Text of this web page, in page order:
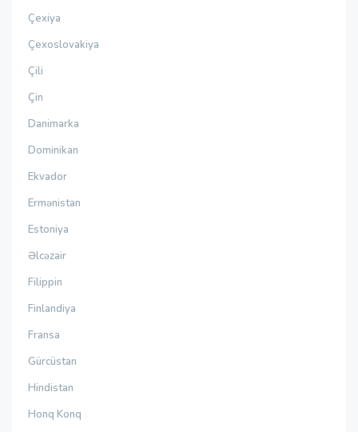
Çexiya
Çexoslovakiya
Çili
Çin
Danimarka
Dominikan
Ekvador
Ermənistan
Estoniya
Əlcəzair
Filippin
Finlandiya
Fransa
Gürcüstan
Hindistan
Honq Konq